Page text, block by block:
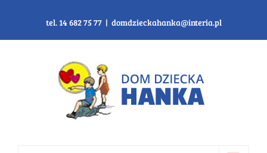
tel. 14 682 75 77 | domdzieckahanka@interia.pl